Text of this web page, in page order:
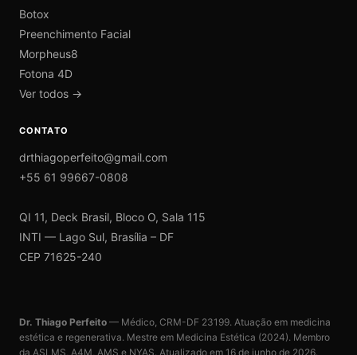
Botox
Preenchimento Facial
Morpheus8
Fotona 4D
Ver todos →
CONTATO
drthiagoperfeito@gmail.com
+55 61 99667-0808
QI 11, Deck Brasil, Bloco O, Sala 115
INTI — Lago Sul, Brasília – DF
CEP 71625-240
Dr. Thiago Perfeito — Médico, CRM-DF 23199. Atuação em medicina
estética e regenerativa. Mestre em Medicina Estética (2024). Membro
da ASLMS, A4M, AMS e NYAS. Atualizado em 16 de junho de 2026.